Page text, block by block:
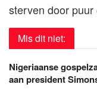
sterven door puur
Mis dit niet:
Nigeriaanse
aan president